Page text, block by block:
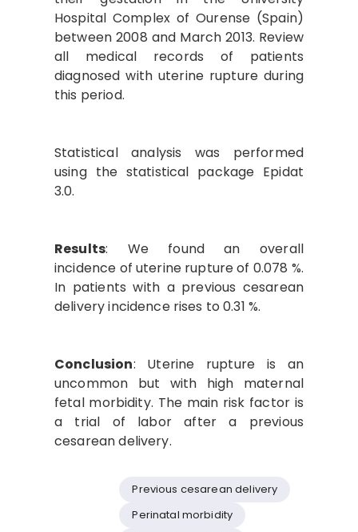
Hospital Complex of Ourense (Spain)
between 2008 and March 2013. Review
all medical records of patients
diagnosed with uterine rupture during
this period.
Statistical analysis was performed
using the statistical package Epidat
3.0.
Results: We found an overall
incidence of uterine rupture of 0.078 %.
In patients with a previous cesarean
delivery incidence rises to 0.31 %.
Conclusion: Uterine rupture is an
uncommon but with high maternal
fetal morbidity. The main risk factor is
a trial of labor after a previous
cesarean delivery.
Previous cesarean delivery
Perinatal morbidity